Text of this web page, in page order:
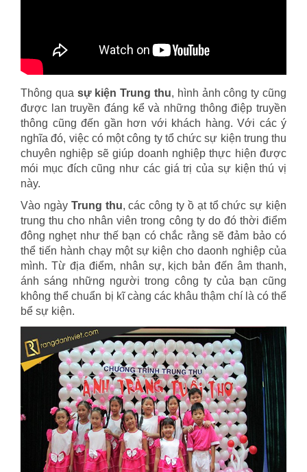
Thông qua sự kiện Trung thu, hình ảnh công ty cũng
được lan truyền đáng kể và những thông điệp truyền
thông cũng đến gần hơn với khách hàng. Với các ý
nghĩa đó, việc có một công ty tổ chức sự kiện trung thu
chuyên nghiệp sẽ giúp doanh nghiệp thực hiện được
mói mục đích cũng như các giá trị của sự kiện thú vị
này.
Vào ngày Trung thu, các công ty ồ ạt tổ chức sự kiện
trung thu cho nhân viên trong công ty do đó thời điểm
đông nghẹt như thế bạn có chắc rằng sẽ đảm bảo có
thể tiến hành chạy một sự kiện cho daonh nghiệp của
mình. Từ địa điểm, nhân sự, kịch bản đến âm thanh,
ánh sáng những người trong công ty của bạn cũng
không thể chuẩn bị kĩ càng các khâu thậm chí là có thể
bể sự kiện.